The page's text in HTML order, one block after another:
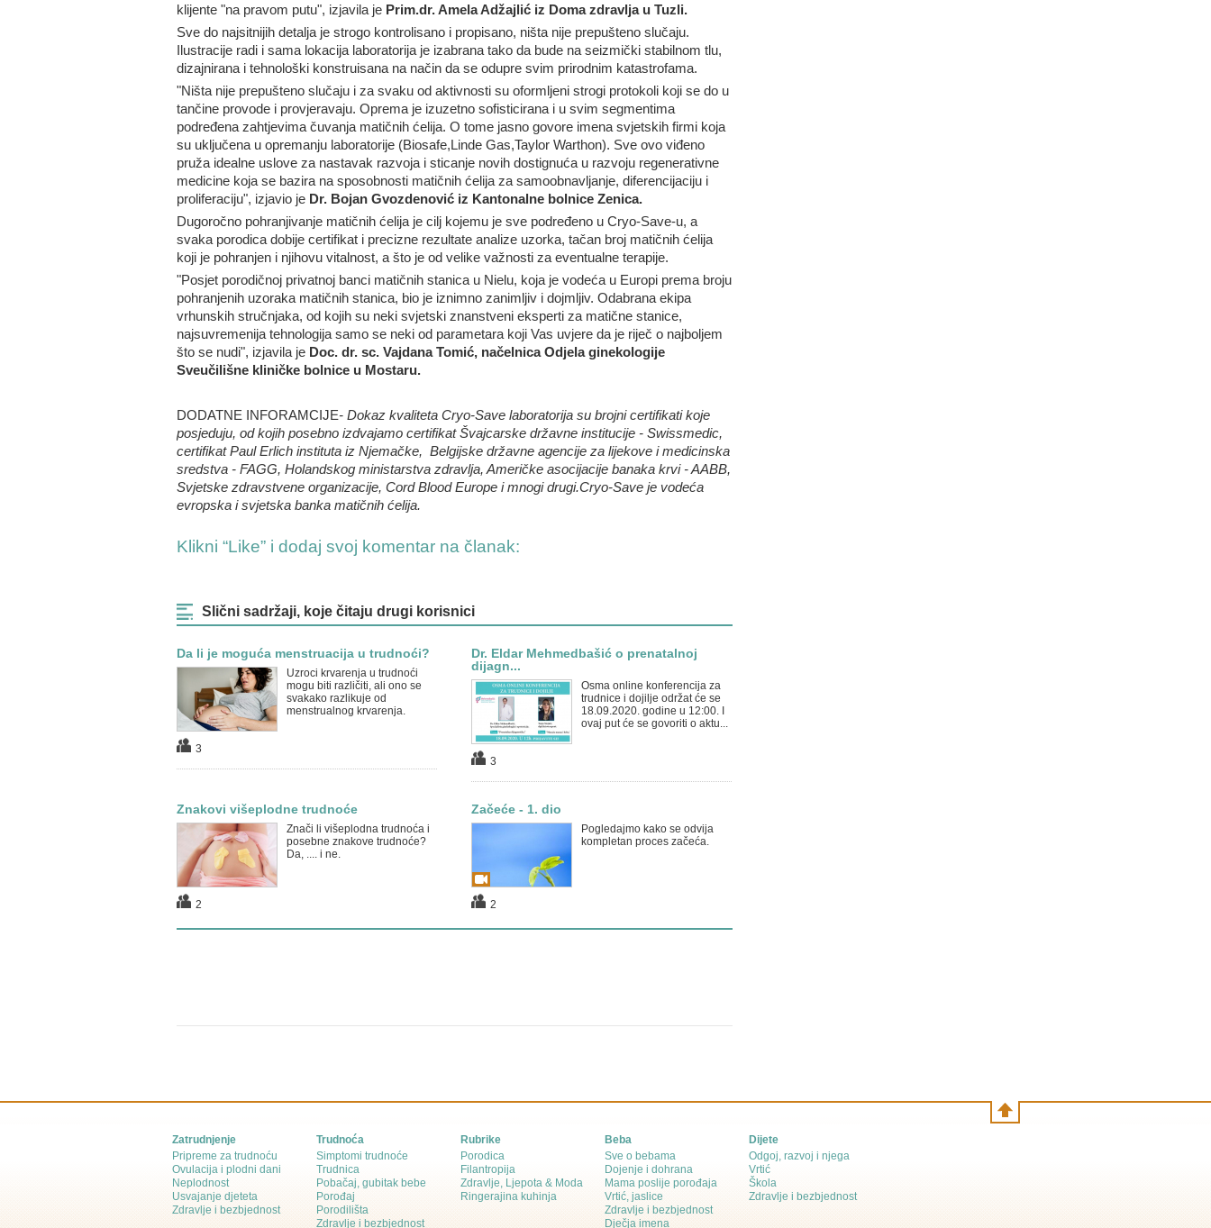
klijente "na pravom putu", izjavila je Prim.dr. Amela Adžajlić iz Doma zdravlja u Tuzli.
Sve do najsitnijih detalja je strogo kontrolisano i propisano, ništa nije prepušteno slučaju.
Ilustracije radi i sama lokacija laboratorija je izabrana tako da bude na seizmički stabilnom tlu,
dizajnirana i tehnološki konstruisana na način da se odupre svim prirodnim katastrofama.
"Ništa nije prepušteno slučaju i za svaku od aktivnosti su oformljeni strogi protokoli koji se do u
tančine provode i provjeravaju. Oprema je izuzetno sofisticirana i u svim segmentima
podređena zahtjevima čuvanja matičnih ćelija. O tome jasno govore imena svjetskih firmi koja
su uključena u opremanju laboratorije (Biosafe,Linde Gas,Taylor Warthon). Sve ovo viđeno
pruža idealne uslove za nastavak razvoja i sticanje novih dostignuća u razvoju regenerativne
medicine koja se bazira na sposobnosti matičnih ćelija za samoobnavljanje, diferencijaciju i
proliferaciju", izjavio je Dr. Bojan Gvozdenović iz Kantonalne bolnice Zenica.
Dugoročno pohranjivanje matičnih ćelija je cilj kojemu je sve podređeno u Cryo-Save-u, a
svaka porodica dobije certifikat i precizne rezultate analize uzorka, tačan broj matičnih ćelija
koji je pohranjen i njihovu vitalnost, a što je od velike važnosti za eventualne terapije.
"Posjet porodičnoj privatnoj banci matičnih stanica u Nielu, koja je vodeća u Europi prema broju
pohranjenih uzoraka matičnih stanica, bio je iznimno zanimljiv i dojmljiv. Odabrana ekipa
vrhunskih stručnjaka, od kojih su neki svjetski znanstveni eksperti za matične stanice,
najsuvremenija tehnologija samo se neki od parametara koji Vas uvjere da je riječ o najboljem
što se nudi", izjavila je Doc. dr. sc. Vajdana Tomić, načelnica Odjela ginekologije
Sveučilišne kliničke bolnice u Mostaru.
DODATNE INFORAMCIJE- Dokaz kvaliteta Cryo-Save laboratorija su brojni certifikati koje
posjeduju, od kojih posebno izdvajamo certifikat Švajcarske državne institucije - Swissmedic,
certifikat Paul Erlich instituta iz Njemačke, Belgijske državne agencije za lijekove i medicinska
sredstva - FAGG, Holandskog ministarstva zdravlja, Američke asocijacije banaka krvi - AABB,
Svjetske zdravstvene organizacije, Cord Blood Europe i mnogi drugi.Cryo-Save je vodeća
evropska i svjetska banka matičnih ćelija.
Klikni “Like” i dodaj svoj komentar na članak:
Slični sadržaji, koje čitaju drugi korisnici
Da li je moguća menstruacija u trudnoći?
Uzroci krvarenja u trudnoći
mogu biti različiti, ali ono se
svakako razlikuje od
menstrualnog krvarenja.
3
Dr. Eldar Mehmedbašić o prenatalnoj
dijagn...
Osma online konferencija za
trudnice i dojilje održat će se
18.09.2020. godine u 12:00. I
ovaj put će se govoriti o aktu...
3
Znakovi višeplodne trudnoće
Znači li višeplodna trudnoća i
posebne znakove trudnoće?
Da, .... i ne.
2
Začeće - 1. dio
Pogledajmo kako se odvija
kompletan proces začeća.
2
Zatrudnjenje
Pripreme za trudnoću
Ovulacija i plodni dani
Neplodnost
Usvajanje djeteta
Zdravlje i bezbjednost
Trudnoća
Simptomi trudnoće
Trudnica
Pobačaj, gubitak bebe
Porođaj
Porodilišta
Zdravlje i bezbjednost
Rubrike
Porodica
Filantropija
Zdravlje, Ljepota & Moda
Ringerajina kuhinja
Beba
Sve o bebama
Dojenje i dohrana
Mama poslije porođaja
Vrtić, jaslice
Zdravlje i bezbjednost
Dječja imena
Dijete
Odgoj, razvoj i njega
Vrtić
Škola
Zdravlje i bezbjednost